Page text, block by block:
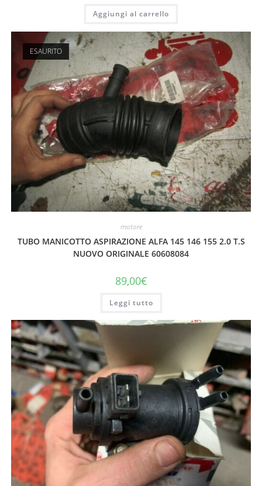
Aggiungi al carrello
ESAURITO
motore
TUBO MANICOTTO ASPIRAZIONE ALFA 145 146 155 2.0 T.S
NUOVO ORIGINALE 60608084
89,00€
Leggi tutto